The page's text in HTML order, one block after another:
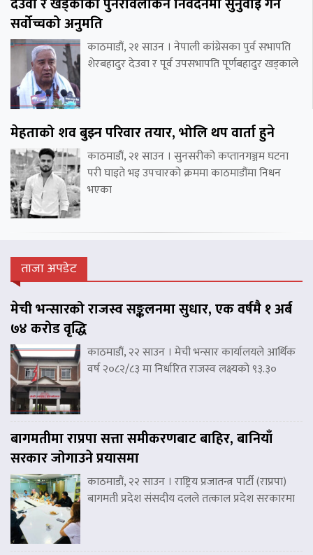
सर्वोच्चको अनुमति
काठमाडौं, २१ साउन । नेपाली कांग्रेसका पुर्व सभापति
शेरबहादुर देउवा र पूर्व उपसभापति पूर्णबहादुर खड्काले
मेहताको शव बुझ्न परिवार तयार, भोलि थप वार्ता हुने
काठमाडौं, २१ साउन । सुनसरीको कप्तानगञ्जम घटना
परी घाइते भइ उपचारको क्रममा काठमाडौंमा निधन
भएका
ताजा अपडेट
मेची भन्सारको राजस्व सङ्कलनमा सुधार, एक वर्षमै १ अर्ब
७४ करोड वृद्धि
काठमाडौं, २२ साउन । मेची भन्सार कार्यालयले आर्थिक
वर्ष २०८२/८३ मा निर्धारित राजस्व लक्ष्यको ९३.३०
बागमतीमा राप्रपा सत्ता समीकरणबाट बाहिर, बानियाँ
सरकार जोगाउने प्रयासमा
काठमाडौं, २२ साउन । राष्ट्रिय प्रजातन्त्र पार्टी (राप्रपा)
बागमती प्रदेश संसदीय दलले तत्काल प्रदेश सरकारमा